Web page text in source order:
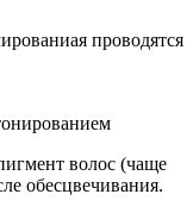
проводятся
волос (чаще
обесцвечивания.